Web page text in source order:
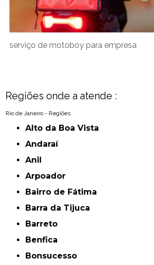
serviço de motoboy para empresa
Regiões onde a atende :
Rio de Janeiro - Regiões
Alto da Boa Vista
Andaraí
Anil
Arpoador
Bairro de Fátima
Barra da Tijuca
Barreto
Benfica
Bonsucesso